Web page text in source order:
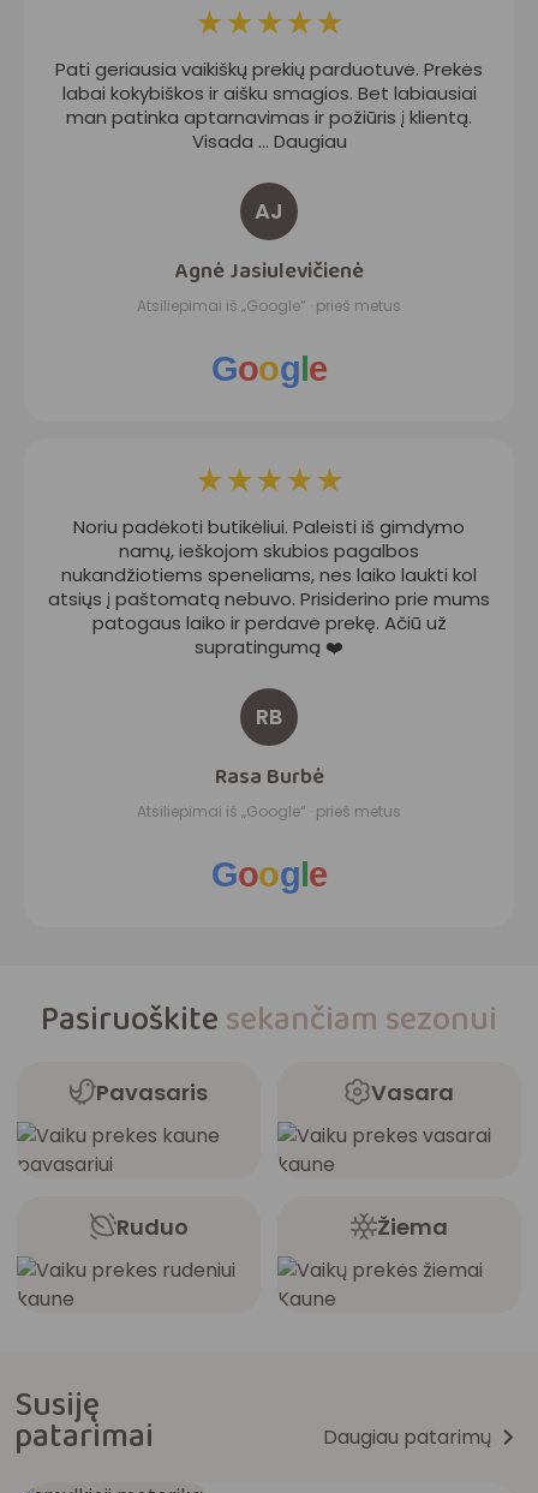
★★★★★
Pati geriausia vaikiškų prekių parduotuvė. Prekės
labai kokybiškos ir aišku smagios. Bet labiausiai
man patinka aptarnavimas ir požiūris į klientą.
Visada … Daugiau
AJ
Agnė Jasiulevičienė
Atsiliepimai iš „Google“ · prieš metus
Google
★★★★★
Noriu padėkoti butikėliui. Paleisti iš gimdymo
namų, ieškojom skubios pagalbos
nukandžiotiems speneliams, nes laiko laukti kol
atsiųs į paštomatą nebuvo. Prisiderino prie mums
patogaus laiko ir perdavė prekę. Ačiū už
supratingumą ❤️
RB
Rasa Burbė
Atsiliepimai iš „Google“ · prieš metus
Google
Pasiruoškitesekančiam sezonui
Pavasaris Vasara
Ruduo Žiema
Susiję
patarimai Daugiau patarimų